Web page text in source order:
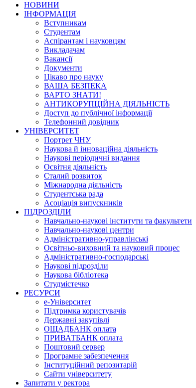
НОВИНИ
ІНФОРМАЦІЯ
Вступникам
Студентам
Аспірантам і науковцям
Викладачам
Вакансії
Документи
Цікаво про науку
ВАША БЕЗПЕКА
ВАРТО ЗНАТИ!
АНТИКОРУПЦІЙНА ДІЯЛЬНІСТЬ
Доступ до публічної інформації
Телефонний довідник
УНІВЕРСИТЕТ
Портрет ЧНУ
Наукова й інноваційна діяльність
Наукові періодичні видання
Освітня діяльність
Сталий розвиток
Міжнародна діяльність
Студентська рада
Асоціація випускників
ПІДРОЗДІЛИ
Навчально-наукові інститути та факультети
Навчально-наукові центри
Адміністративно-управлінські
Освітньо-виховний та науковий процес
Адміністративно-господарські
Наукові підрозділи
Наукова бібліотека
Студмістечко
РЕСУРСИ
е-Університет
Підтримка користувачів
Державні закупівлі
ОЩАДБАНК оплата
ПРИВАТБАНК оплата
Поштовий сервер
Програмне забезпечення
Інституційний репозитарій
Сайти університету
Запитати у ректора